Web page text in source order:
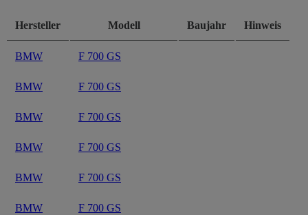
Hersteller Modell Baujahr Hinweis
BMW F 700 GS
BMW F 700 GS
BMW F 700 GS
BMW F 700 GS
BMW F 700 GS
BMW F 700 GS